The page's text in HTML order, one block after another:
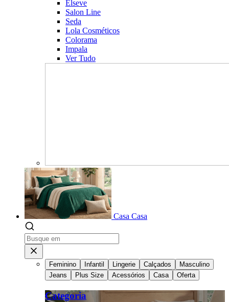
Elseve
Salon Line
Seda
Lola Cosméticos
Colorama
Impala
Ver Tudo
Casa Casa
Feminino Infantil Lingerie Calçados
Masculino
Jeans
Plus Size Acessórios Casa Oferta
Categoria